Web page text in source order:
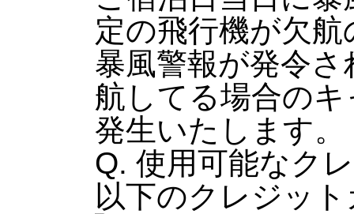
定の飛行機が欠
暴風警報が発令
航してる場合の
発生いたします。
Q. 使用可能なク
以下のクレジッ